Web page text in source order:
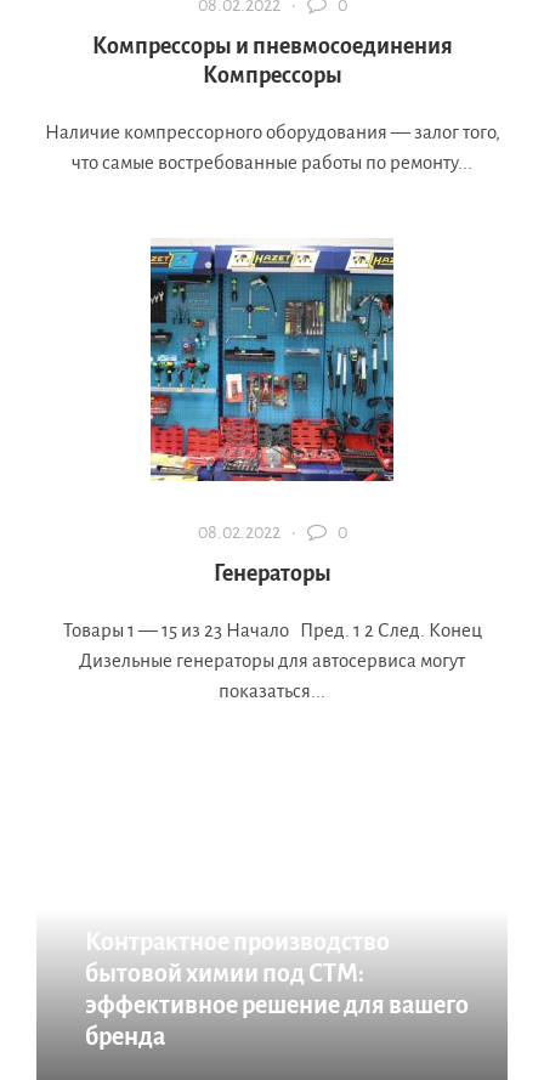
08.02.2022 · 0
Компрессоры и пневмосоединения
Компрессоры
Наличие компрессорного оборудования — залог того,
что самые востребованные работы по ремонту...
08.02.2022 · 0
Генераторы
Товары 1 — 15 из 23 Начало Пред. 1 2 След. Конец
Дизельные генераторы для автосервиса могут
показаться...
Контрактное производство
бытовой химии под СТМ:
эффективное решение для вашего
бренда